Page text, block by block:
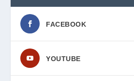
FACEBOOK
YOUTUBE